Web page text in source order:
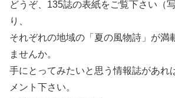
どうぞ、135誌の表紙をご覧下さい（
り、
それぞれの地域の「夏の風物詩」が満
ませんか。
手にとってみたいと思う情報誌があれ
メント下さい。